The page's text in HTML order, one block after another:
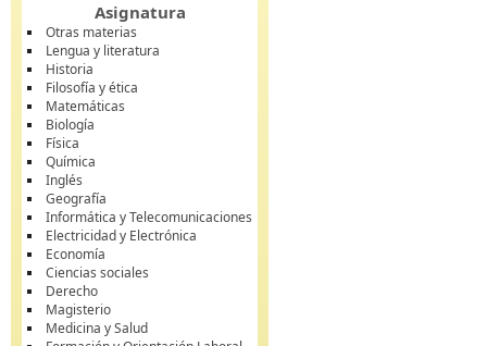
Asignatura
Otras materias
Lengua y literatura
Historia
Filosofía y ética
Matemáticas
Biología
Física
Química
Inglés
Geografía
Informática y Telecomunicaciones
Electricidad y Electrónica
Economía
Ciencias sociales
Derecho
Magisterio
Medicina y Salud